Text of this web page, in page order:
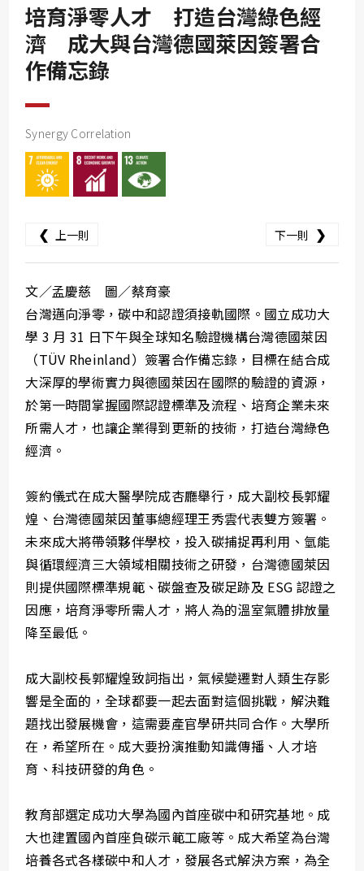
SDG11
SDG12
培育淨零人才 打造台灣綠色經
濟 成大與台灣德國萊因簽署合
作備忘錄
Synergy Correlation
❮ 上一則 下一則 ❯
文／孟慶慈 圖／蔡育豪
台灣邁向淨零，碳中和認證須接軌國際。國立成功大
學 3 月 31 日下午與全球知名驗證機構台灣德國萊因
（TÜV Rheinland）簽署合作備忘錄，目標在結合成
大深厚的學術實力與德國萊因在國際的驗證的資源，
於第一時間掌握國際認證標準及流程、培育企業未來
所需人才，也讓企業得到更新的技術，打造台灣綠色
經濟。
簽約儀式在成大醫學院成杏廳舉行，成大副校長郭耀
煌、台灣德國萊因董事總經理王秀雲代表雙方簽署。
未來成大將帶領夥伴學校，投入碳捕捉再利用、氫能
與循環經濟三大領域相關技術之研發，台灣德國萊因
則提供國際標準規範、碳盤查及碳足跡及 ESG 認證之
因應，培育淨零所需人才，將人為的溫室氣體排放量
降至最低。
成大副校長郭耀煌致詞指出，氣候變遷對人類生存影
響是全面的，全球都要一起去面對這個挑戰，解決難
題找出發展機會，這需要產官學研共同合作。大學所
在，希望所在。成大要扮演推動知識傳播、人才培
育、科技研發的角色。
教育部選定成功大學為國內首座碳中和研究基地。成
大也建置國內首座負碳示範工廠等。成大希望為台灣
培養各式各樣碳中和人才，發展各式解決方案，為全